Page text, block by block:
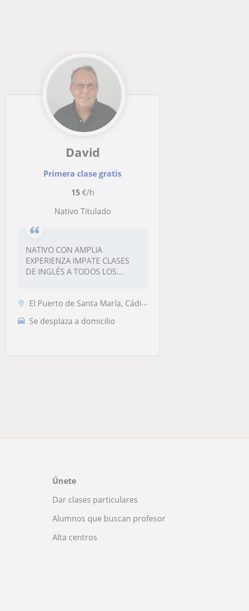
David
Primera clase gratis
15€/h
Nativo Titulado
NATIVO CON AMPLIA
EXPERIENZA IMPATE CLASES
DE INGLÉS A TODOS LOS
El Puerto de Santa María, Cádiz, Jerez de la Frontera, Puerto Real, Ro...
Se desplaza a domicilio
Únete
Dar clases particulares
Alumnos que buscan profesor
Alta centros